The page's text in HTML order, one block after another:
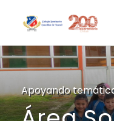
Apoyando